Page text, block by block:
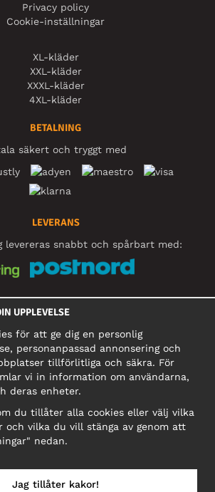
Privacy policy
Cookie-inställningar
XL-kläder
XXL-kläder
XXXL-kläder
4XL-kläder
BETALNING
säkert och tryggt med
LEVERANS
levereras snabbt och spårbart med:
FÖRETAG
Denim Europe OÜ
mnt 5, EE-10117 Tallinn
Momsnummer: SE502090048501
inte varureturer till denna adress!
UPPLEVELSE
för att ge dig en personlig
personanpassad annonsering och
tillförlitliga och säkra. För
vi in information om användarna,
deras enheter.
du tillåter alla cookies eller välj vilka
och vilka du vill stänga av genom att
nedan.
Jag tillåter kakor!